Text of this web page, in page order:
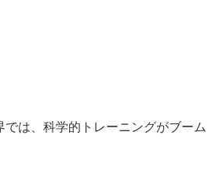
では、科学的トレーニングがブーム